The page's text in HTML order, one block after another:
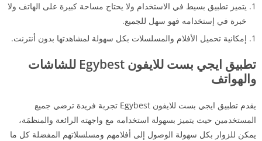
يتميز تطبيق بسيط في الاستخدام ولا يحتاج مساحة كبيرة على الهاتف ولا
خبرة في إستخدامه فهو سهل للجميع.
إمكانية تحميل الأفلام والمسلسلات بكل سهولة لمشاهدتها بدون أنترنت.
تطبيق ايجي بست للايفون Egybest للشاشات
والهواتف
يقدم تطبيق ايجي بست للايفون Egybest تجربة فريدة ترضي جميع
المستخدمين حيث يتميز بسهولة استخدامه مع واجهته الرائعة والمنظمَة،
يمكن للزوار بكل سهولة الوصول إلى أفلامهم ومسلسلاتهم المفضلة كل ما